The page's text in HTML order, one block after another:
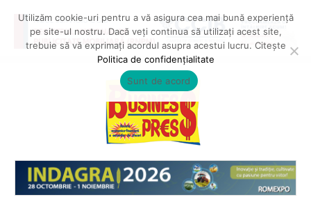
Utilizăm cookie-uri pentru a vă asigura cea mai bună experiență
pe site-ul nostru. Dacă veți continua să utilizați acest site,
trebuie să vă exprimați acordul asupra acestui lucru. Citește
Politica de confidențialitate
Sunt de acord